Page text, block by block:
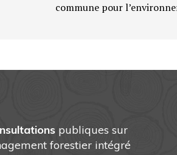
commune pour
publiques sur
forestier intégré